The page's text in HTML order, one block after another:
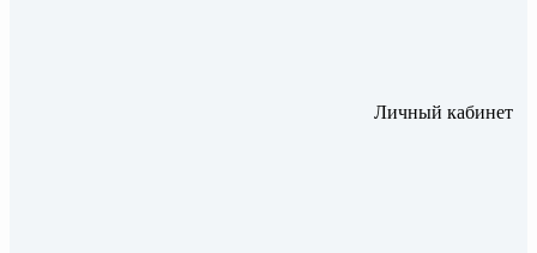
Личный кабинет